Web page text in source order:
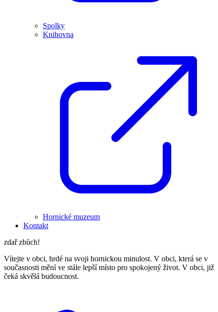
Spolky
Knihovna
Hornické muzeum
Kontakt
zdař zbůch!
Vítejte v obci, hrdé na svoji hornickou minulost. V obci, která se v
současnosti mění ve stále lepší místo pro spokojený život. V obci, již
čeká skvělá budoucnost.